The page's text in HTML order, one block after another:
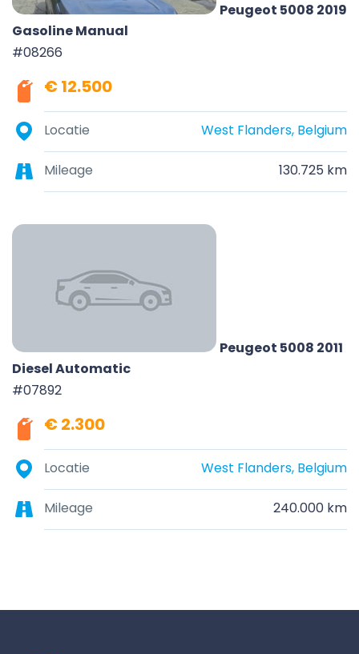
Peugeot 5008 2019
Gasoline Manual
#08266
€ 12.500
Locatie West Flanders, Belgium
Mileage 130.725 km
Peugeot 5008 2011
Diesel Automatic
#07892
€ 2.300
Locatie West Flanders, Belgium
Mileage 240.000 km